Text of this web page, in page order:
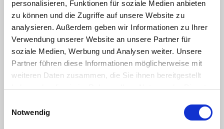
personalisieren, Funktionen für soziale Medien anbieten
zu können und die Zugriffe auf unsere Website zu
analysieren. Außerdem geben wir Informationen zu Ihrer
Verwendung unserer Website an unsere Partner für
soziale Medien, Werbung und Analysen weiter. Unsere
Partner führen diese Informationen möglicherweise mit
weiteren Daten zusammen, die Sie ihnen bereitgestellt
haben oder die sie im Rahmen Ihrer Nutzung der Dienste
Cookies, wenn Sie unsere Webseite weiterhin nutzen.
Notwendig
Internorga 2024 - GenussGARTEN -
Remagen sagt DANKE!
13.03.2024